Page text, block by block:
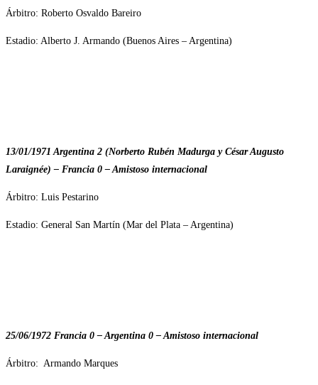
Árbitro: Roberto Osvaldo Bareiro
Estadio: Alberto J. Armando (Buenos Aires – Argentina)
13/01/1971 Argentina 2 (Norberto Rubén Madurga y César Augusto
Laraignée) – Francia 0 – Amistoso internacional
Árbitro: Luis Pestarino
Estadio: General San Martín (Mar del Plata – Argentina)
25/06/1972 Francia 0 – Argentina 0 – Amistoso internacional
Árbitro: Armando Marques